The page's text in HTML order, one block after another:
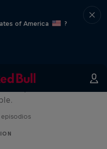
of America
?
Rides
episodios